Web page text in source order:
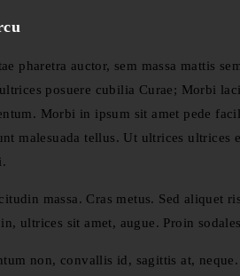
pharetra auctor, sem massa mattis
posuere cubilia Curae; Morbi
Morbi in ipsum sit amet pede
malesuada tellus. Ut ultrices
massa. Cras metus. Sed aliquet
ultrices sit amet, augue. Proin
non, convallis id, sagittis at,